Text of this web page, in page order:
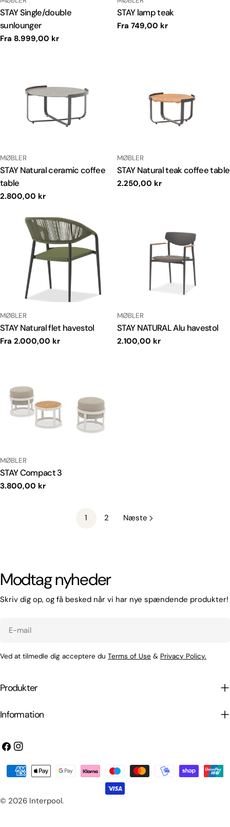
STAY Single/double
sunlounger
Normal
Fra 8.999,00 kr
STAY lamp teak
Normal
Fra 749,00 kr
TYPE:
MØBLER
STAY Natural ceramic coffee
table
Normal
2.800,00 kr
TYPE:
MØBLER
STAY Natural teak coffee table
Normal
2.250,00 kr
TYPE:
MØBLER
STAY Natural flet havestol
Normal
Fra 2.000,00 kr
TYPE:
MØBLER
STAY NATURAL Alu havestol
Normal
2.100,00 kr
TYPE:
MØBLER
STAY Compact 3
Normal
3.800,00 kr
1 2 Næste
Modtag nyheder
Skriv dig op, og få besked når vi har nye spændende produkter!
mail
Ved at tilmedle dig acceptere du Terms of Use & Privacy Policy.
Produkter
Information
FacebookInstagram
© 2026 Interpool.
Betalingsmetoder